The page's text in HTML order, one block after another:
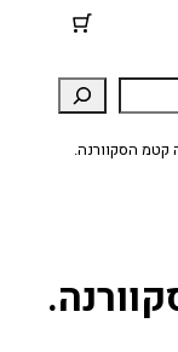
קטמ הסקוורנה.